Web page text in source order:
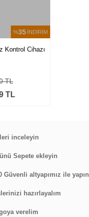
%35 İNDİRİM
Kontrol Cihazı
TL
TL
inceleyin
Sepete ekleyin
Güvenli altyapımız ile yapın
hazırlayalım
verelim